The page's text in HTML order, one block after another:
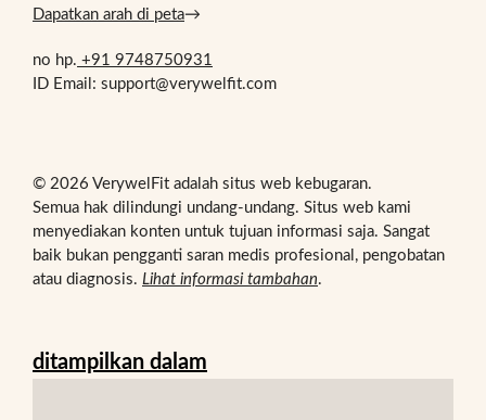
Dapatkan arah di peta→
no hp. +91 9748750931
ID Email: support@verywelfit.com
© 2026 VerywelFit adalah situs web kebugaran.
Semua hak dilindungi undang-undang. Situs web kami
menyediakan konten untuk tujuan informasi saja. Sangat
baik bukan pengganti saran medis profesional, pengobatan
atau diagnosis. Lihat informasi tambahan.
ditampilkan dalam